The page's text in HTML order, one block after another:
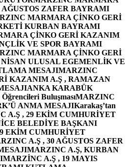
ZAFER BAYRAMI
MARMARA ÇİNKO GERİ
KURBAN BAYRAMI
ÇİNKO GERİ KAZANIM
VE SPOR BAYRAMI
MARMARA ÇİNKO GERİ
ULUSAL EGEMENLİK VE
MESAJIMARZINC
KAZANIM A.Ş , RAMAZAN
ANKA KARABÜK
BuluşmasıMARZINC
ANMA MESAJIKarakaş’tan
A.Ş , 29 EKİM CUMHURİYET
BELEDİYE BAŞKANI
EKİM CUMHURİYET
A.Ş , 30 AĞUSTOS ZAFER
MARZINC A.Ş, KURBAN
MARZİNC A.Ş , 19 MAYIS